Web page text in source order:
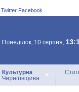
Twitter Facebook
Понеділок, 10 серпня,
Культурна
Чернігівщина